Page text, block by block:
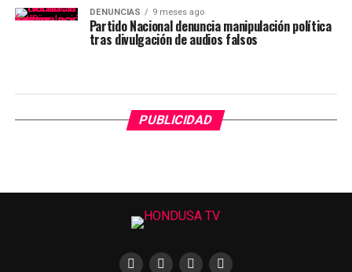
DENUNCIAS 9 meses ago
Partido Nacional denuncia manipulación política
tras divulgación de audios falsos
PUBLICIDAD